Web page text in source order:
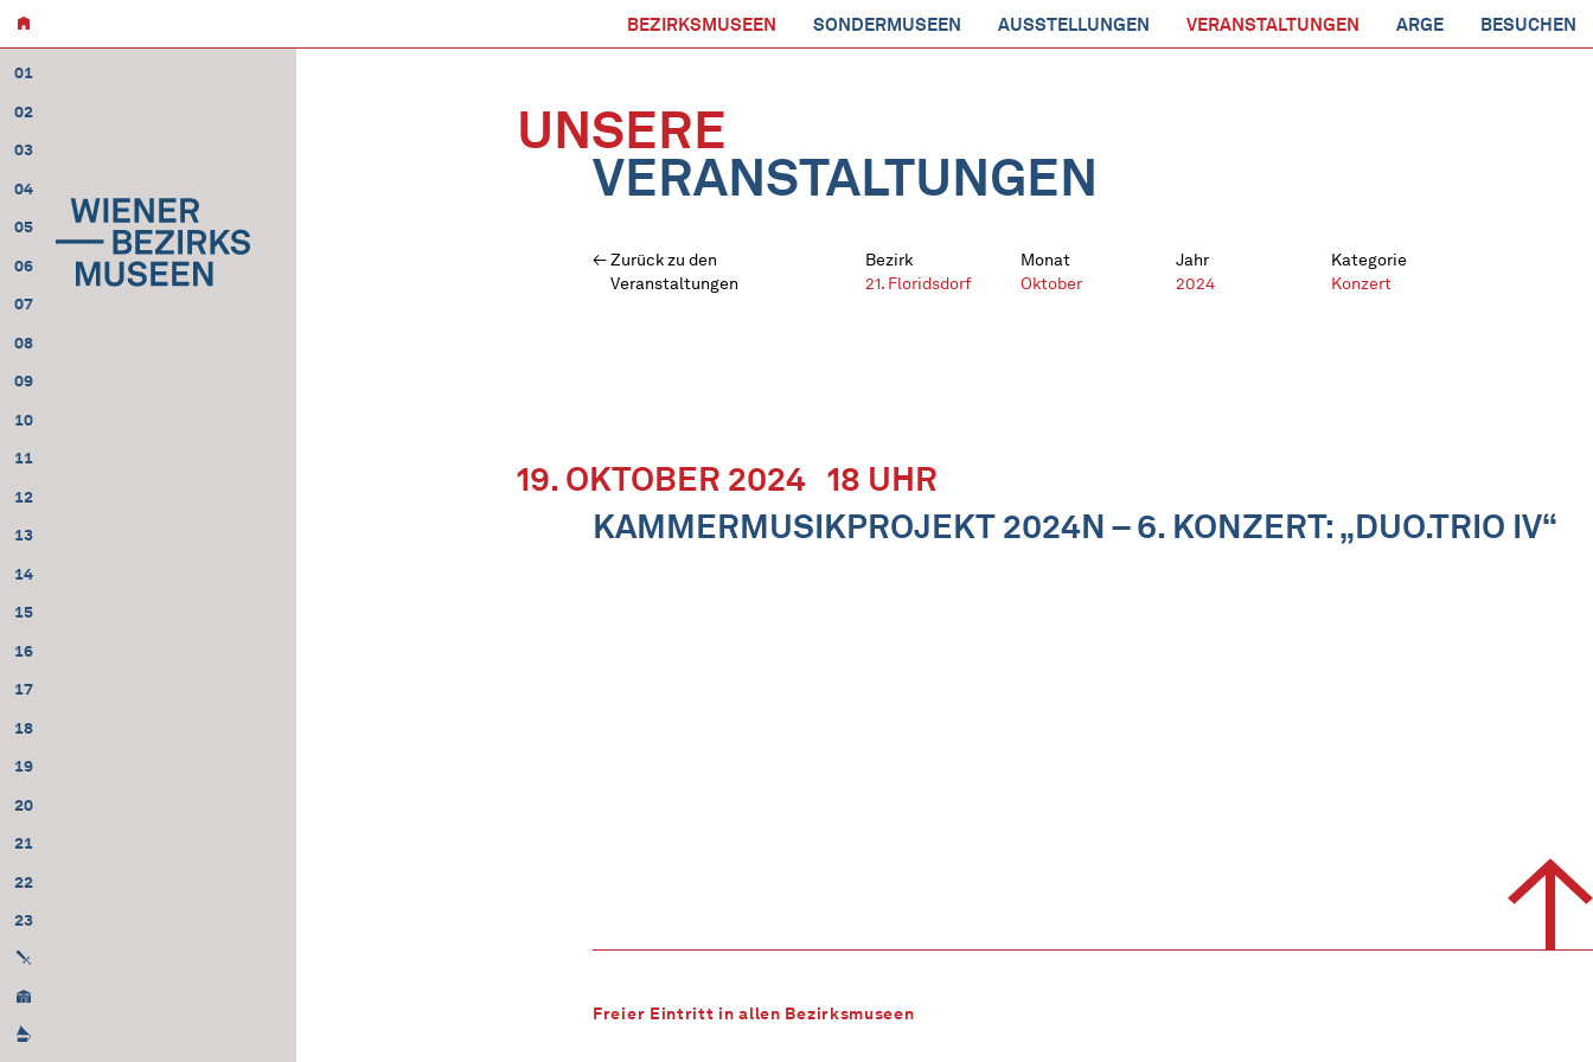
BEZIRKSMUSEEN SONDERMUSEEN AUSSTELLUNGEN VERANSTALTUNGEN ARGE BESUCHEN
01
02
03
04
05
06
07
08
09
10
11
12
13
14
15
16
17
18
19
20
21
22
23
UNSERE
VERANSTALTUNGEN
Zurück zu den
Veranstaltungen
Bezirk
21. Floridsdorf
Monat
Oktober
Jahr
2024
Kategorie
Konzert
19. OKTOBER 2024 18 UHR
KAMMERMUSIKPROJEKT 2024N – 6. KONZERT: „DUO.TRIO IV“
Freier Eintritt in allen Bezirksmuseen